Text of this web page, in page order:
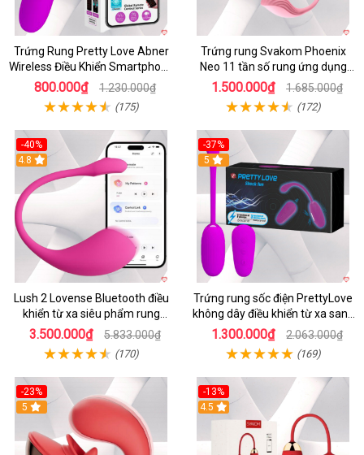
Trứng Rung Pretty Love Abner
Wireless Điều Khiển Smartphone
Giá Tốt
800.000₫ 1.230.000₫
(175)
Trứng rung Svakom Phoenix
Neo 11 tần số rung ứng dụng
app
1.500.000₫ 1.685.000₫
(172)
-40%
4.8
Lush 2 Lovense Bluetooth điều
khiển từ xa siêu phẩm rung
mạnh
3.500.000₫ 5.833.000₫
(170)
-37%
5
Trứng rung sốc điện PrettyLove
không dây điều khiển từ xa sang
chảnh
1.300.000₫ 2.063.000₫
(169)
-23%
5
-13%
4.5